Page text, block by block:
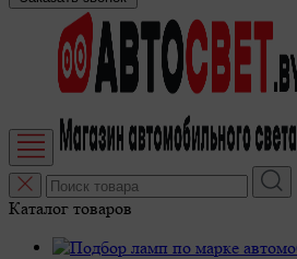
Каталог товаров